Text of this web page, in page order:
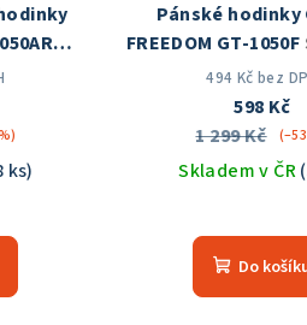
ks)
Pánské hodinky
FREEDOM GT-1050F
ČR
494 Kč bez
598 Kč
1 299 Kč
Skladem v ČR
je
Do